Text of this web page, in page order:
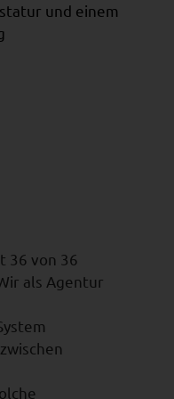
und einem
36 von 36
als Agentur